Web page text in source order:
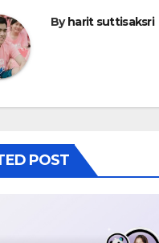
Byharit suttisaksri
POST